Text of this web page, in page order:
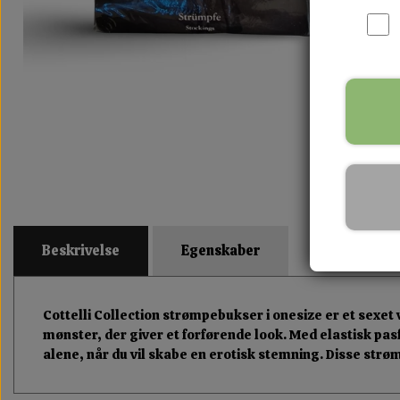
Beskrivelse Egenskaber
Cottelli Collection strømpebukser i onesize er et
mønster, der giver et forførende look. Med elastisk
alene, når du vil skabe en erotisk stemning. Disse